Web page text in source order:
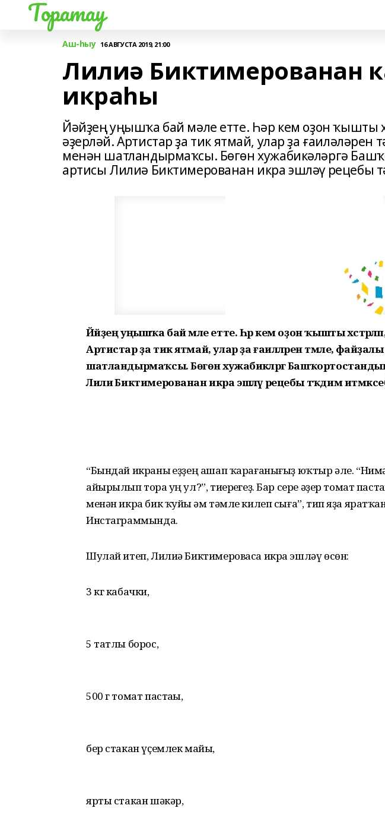
Торатау
Аш-һыу 16 АВГУСТА 2019, 21:00
Лилиә Биктимерованан
икраһы
Йәйҙең уңышҡа бай мәле етте. Һәр кем оҙон ҡышты
әҙерләй. Артистар ҙа тик ятмай, улар ҙа
менән шатландырмаҡсы. Бөгөн хужабикәләргә
артисы Лилиә Биктимерованан икра эшләү рецебы
Йәйҙең уңышҡа бай мәле етте. Һәр кем оҙон ҡышты хәстәрләп,
Артистар ҙа тик ятмай, улар ҙа ғаиләләрен тәмле,
шатландырмаҡсы. Бөгөн хужабикәләргә
Лилиә Биктимерованан икра эшләү рецебы тәҡдим
“Бындай икраны һеҙҙең ашап ҡарағанығыҙ юҡтыр әле.
айырылып тора һуң ул?”, тиерһегеҙ. Бар сере әҙер томат
менән икра бик ҡуйы һәм тәмле килеп сыға”, тип яҙа
Инстаграммында.
Шулай итеп, Лилиә Биктимероваса икра эшләү өсөн:
3 кг кабачки,
5 татлы борос,
500 г томат пастаһы,
бер стакан үҫемлек майы,
ярты стакан шәкәр,